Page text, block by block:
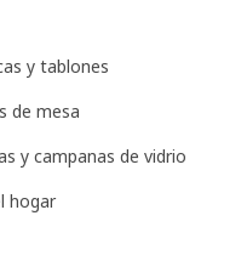
y tablones
de mesa
y campanas de vidrio
hogar